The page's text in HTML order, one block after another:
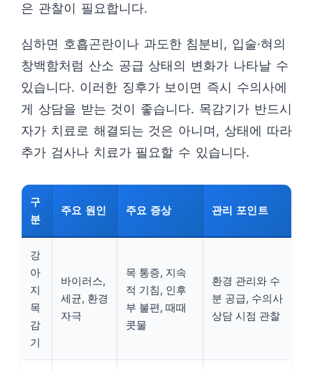
은 관찰이 필요합니다.
심하면 호흡곤란이나 과도한 침분비, 입술·혀의
창백함처럼 산소 공급 상태의 변화가 나타날 수
있습니다. 이러한 징후가 보이면 즉시 수의사에
게 상담을 받는 것이 좋습니다. 목감기가 반드시
자가 치료로 해결되는 것은 아니며, 상태에 따라
추가 검사나 치료가 필요할 수 있습니다.
구
분
주요 원인 주요 증상 관리 포인트
강
아
지
목
감
기
바이러스,
세균, 환경
자극
목 통증, 지속
적 기침, 인후
부 불편, 때때
콧물
환경 관리와 수
분 공급, 수의사
상담 시점 관찰